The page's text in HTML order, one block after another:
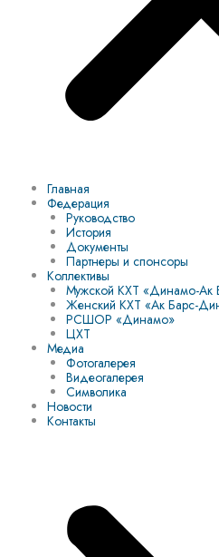
Главная
Федерация
Руководство
История
Документы
Партнеры и спонсоры
Коллективы
Мужской КХТ «Динамо-Ак
Женский КХТ «Ак Барс-
РСШОР «Динамо»
ЦХТ
Медиа
Фотогалерея
Видеогалерея
Символика
Новости
Контакты